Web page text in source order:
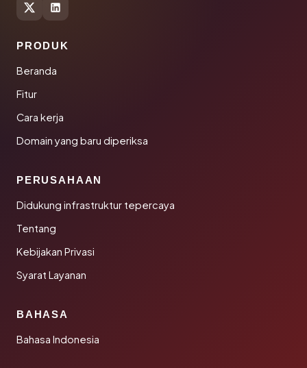
PRODUK
Beranda
Fitur
Cara kerja
Domain yang baru diperiksa
PERUSAHAAN
Didukung infrastruktur tepercaya
Tentang
Kebijakan Privasi
Syarat Layanan
BAHASA
Bahasa Indonesia